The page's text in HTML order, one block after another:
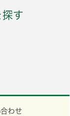
す
わせ